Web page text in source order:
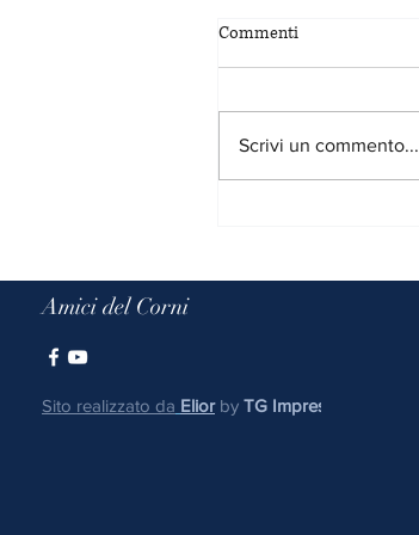
Buone Ferie
Commenti
Scrivi un commento...
Amici del Corni
Sito realizzato da Eliorby TG Imprese